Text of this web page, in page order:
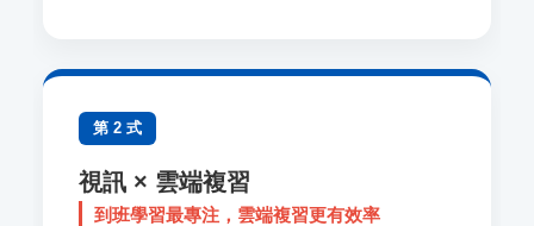
第 2 式
視訊 × 雲端複習
到班學習最專注，雲端複習更有效率